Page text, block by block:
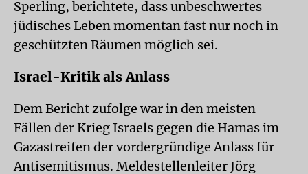
Sperling, berichtete, dass unbeschwertes
jüdisches Leben momentan fast nur noch in
geschützten Räumen möglich sei.
Israel-Kritik als Anlass
Dem Bericht zufolge war in den meisten
Fällen der Krieg Israels gegen die Hamas im
Gazastreifen der vordergründige Anlass für
Antisemitismus. Meldestellenleiter Jörg